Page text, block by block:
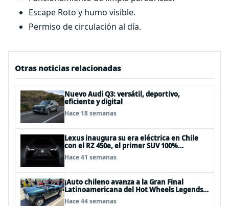
Escape Roto y humo visible.
Permiso de circulación al día.
Otras noticias relacionadas
Nuevo Audi Q3: versátil, deportivo,
eficiente y digital
Hace 18 semanas
Lexus inaugura su era eléctrica en Chile
con el RZ 450e, el primer SUV 100%
eléctrico de la marca
Hace 41 semanas
¡Auto chileno avanza a la Gran Final
Latinoamericana del Hot Wheels Legends
Tour 2025!
Hace 44 semanas